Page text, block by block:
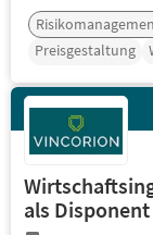
Preisgestaltung
als